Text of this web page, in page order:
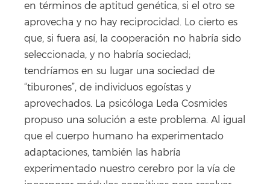
en términos de aptitud genética, si el otro se
aprovecha y no hay reciprocidad. Lo cierto es
que, si fuera así, la cooperación no habría sido
seleccionada, y no habría sociedad;
tendríamos en su lugar una sociedad de
“tiburones”, de individuos egoístas y
aprovechados. La psicóloga Leda Cosmides
propuso una solución a este problema. Al igual
que el cuerpo humano ha experimentado
adaptaciones, también las habría
experimentado nuestro cerebro por la vía de